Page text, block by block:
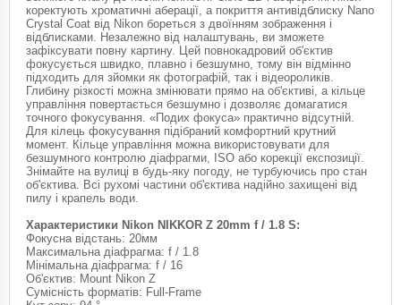
коректують хроматичні аберації, а покриття антивідблиску Nano
Crystal Coat від Nikon бореться з двоїнням зображення і
відблисками. Незалежно від налаштувань, ви зможете
зафіксувати повну картину. Цей повнокадровий об'єктив
фокусується швидко, плавно і безшумно, тому він відмінно
підходить для зйомки як фотографій, так і відеороликів.
Глибину різкості можна змінювати прямо на об'єктиві, а кільце
управління повертається безшумно і дозволяє домагатися
точного фокусування. «Подих фокуса» практично відсутній.
Для кілець фокусування підібраний комфортний крутний
момент. Кільце управління можна використовувати для
безшумного контролю діафрагми, ISO або корекції експозиції.
Знімайте на вулиці в будь-яку погоду, не турбуючись про стан
об'єктива. Всі рухомі частини об'єктива надійно захищені від
пилу і крапель води.
Характеристики Nikon NIKKOR Z 20mm f / 1.8 S:
Фокусна відстань: 20мм
Максимальна діафрагма: f / 1.8
Мінімальна діафрагма: f / 16
Об'єктив: Mount Nikon Z
Сумісність форматів: Full-Frame